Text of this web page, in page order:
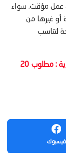
عن عمل مؤقت. سواء
أو غيرها من
لتناسب
الهجرة و العمل في المزارع الكندية : مطلوب 20
فيسبوك